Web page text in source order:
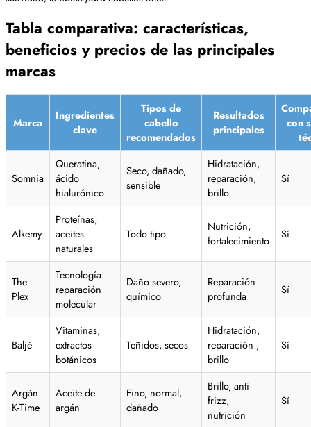
Tabla comparativa: características,
beneficios y precios de las principales
marcas
Marca
Ingredientes
clave
Tipos de
cabello
recomendados
Resultados
principales
con
Somnia
Queratina,
ácido
hialurónico
Seco, dañado,
sensible
Hidratación,
reparación,
brillo
Sí
Alkemy
Proteínas,
aceites
naturales
Todo tipo
Nutrición,
fortalecimiento
Sí
The
Plex
Tecnología
reparación
molecular
Daño severo,
químico
Reparación
profunda
Sí
Baljé
Vitaminas,
extractos
botánicos
Teñidos, secos
Hidratación,
reparación ,
brillo
Sí
Argán
K-Time
Aceite de
argán
Fino, normal,
dañado
Brillo, anti-
frizz,
nutrición
Sí